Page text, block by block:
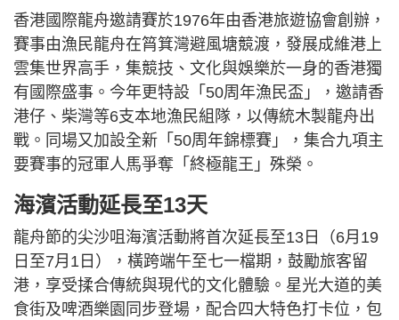
香港國際龍舟邀請賽於1976年由香港旅遊協會創辦，
賽事由漁民龍舟在筲箕灣避風塘競渡，發展成維港上
雲集世界高手，集競技、文化與娛樂於一身的香港獨
有國際盛事。今年更特設「50周年漁民盃」，邀請香
港仔、柴灣等6支本地漁民組隊，以傳統木製龍舟出
戰。同場又加設全新「50周年錦標賽」，集合九項主
要賽事的冠軍人馬爭奪「終極龍王」殊榮。
海濱活動延長至13天
龍舟節的尖沙咀海濱活動將首次延長至13日（6月19
日至7月1日），橫跨端午至七一檔期，鼓勵旅客留
港，享受揉合傳統與現代的文化體驗。星光大道的美
食街及啤酒樂園同步登場，配合四大特色打卡位，包